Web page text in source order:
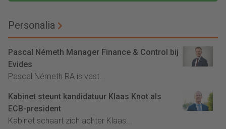
Personalia
Pascal Németh Manager Finance & Control bij
Evides
Pascal Németh RA is vast...
Kabinet steunt kandidatuur Klaas Knot als
ECB-president
Kabinet schaart zich achter Klaas...